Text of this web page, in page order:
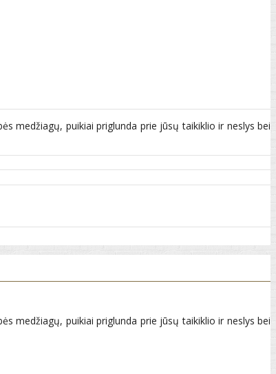
medžiagų, puikiai priglunda prie jūsų taikiklio ir neslys bei
medžiagų, puikiai priglunda prie jūsų taikiklio ir neslys bei